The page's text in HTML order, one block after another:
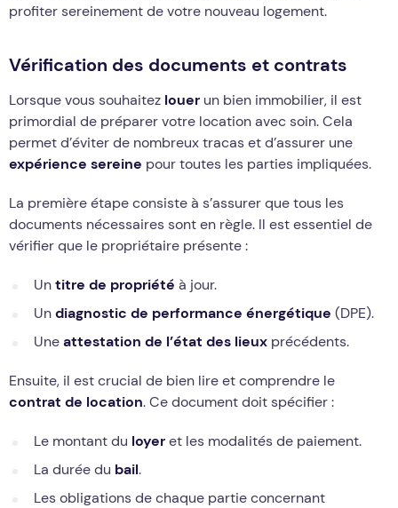
profiter sereinement de votre nouveau logement.
Vérification des documents et contrats
Lorsque vous souhaitez louer un bien immobilier, il est
primordial de préparer votre location avec soin. Cela
permet d’éviter de nombreux tracas et d’assurer une
expérience sereine pour toutes les parties impliquées.
La première étape consiste à s’assurer que tous les
documents nécessaires sont en règle. Il est essentiel de
vérifier que le propriétaire présente :
Untitre de propriété à jour.
Undiagnostic de performance énergétique (DPE).
Uneattestation de l’état des lieux précédents.
Ensuite, il est crucial de bien lire et comprendre le
contrat de location. Ce document doit spécifier :
Le montant du loyeret les modalités de paiement.
La durée du bail.
Les obligations de chaque partie concernant